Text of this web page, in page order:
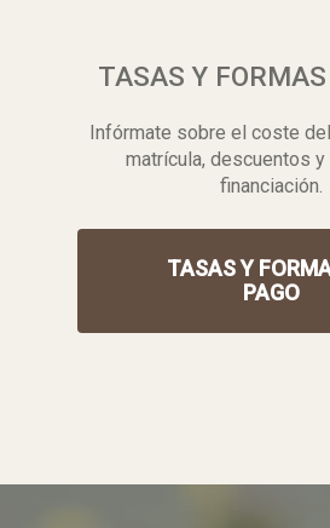
TASAS Y FORMAS
Infórmate sobre el coste
matrícula, descuentos
financiación.
TASAS Y
PAGO